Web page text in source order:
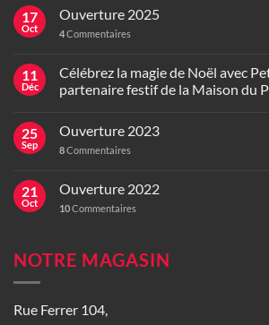
17
Oct
Ouverture 2025
4Commentaires
11
Déc
Célébrez la magie de Noël avec
partenaire festif de la Maison du
25
Sep
Ouverture 2023
8Commentaires
21
Oct
Ouverture 2022
10Commentaires
NOTRE MAGASIN
Rue Ferrer 104,